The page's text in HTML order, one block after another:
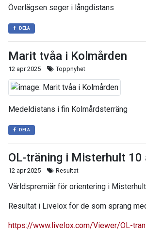
Överlägsen seger i långdistans
DELA
Marit tvåa i Kolmården
12 apr 2025 Toppnyhet
Medeldistans i fin Kolmårdsterräng
DELA
OL-träning i Misterhult 10
12 apr 2025 Resultat
Världspremiär för orientering i
Resultat i Livelox för de som sprang
https://www.livelox.com/Viewer/OL-